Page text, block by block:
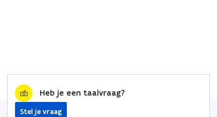
Heb je een taalvraag?
Stel je vraag